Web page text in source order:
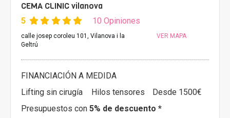
CEMA CLINIC vilanova
5 10 Opiniones
calle josep coroleu 101, Vilanova i la
Geltrú
VER MAPA
FINANCIACIÓN A MEDIDA
Lifting sin cirugía
Hilos tensores
Desde 1500€
Presupuestos con 5% de descuento *